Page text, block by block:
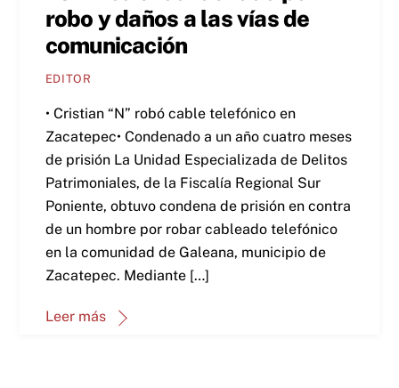
robo y daños a las vías de
comunicación
EDITOR
• Cristian “N” robó cable telefónico en
Zacatepec• Condenado a un año cuatro meses
de prisión La Unidad Especializada de Delitos
Patrimoniales, de la Fiscalía Regional Sur
Poniente, obtuvo condena de prisión en contra
de un hombre por robar cableado telefónico
en la comunidad de Galeana, municipio de
Zacatepec. Mediante […]
Leer más